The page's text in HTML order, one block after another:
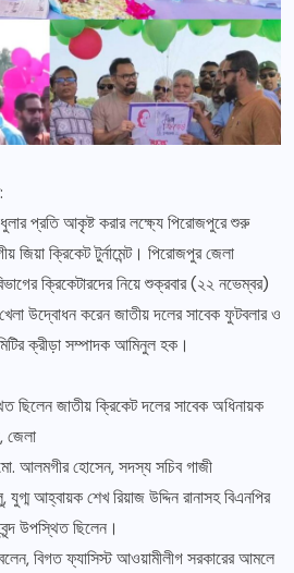
প্রতি আকৃষ্ট করার লক্ষ্যে পিরোজপুরে শুরু
জিয়া ক্রিকেট টুর্নামেন্ট। পিরোজপুর জেলা
ক্রিকেটারদের নিয়ে শুক্রবার (২২ নভেম্বর)
খেলা উদ্বোধন করেন জাতীয় দলের সাবেক ফুটবলার ও
ক্রীড়া সম্পাদক আমিনুল হক।
জাতীয় ক্রিকেট দলের সাবেক অধিনায়ক
জেলা
আলমগীর হোসেন, সদস্য সচিব গাজী
যুগ্ম আহ্বায়ক শেখ রিয়াজ উদ্দিন রানাসহ বিএনপির
উপস্থিত ছিলেন।
বিগত ফ্যাসিস্ট আওয়ামীলীগ সরকারের আমলে